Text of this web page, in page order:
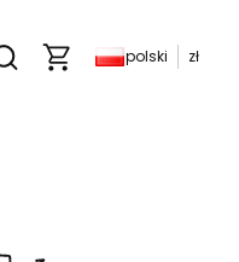
Otwórz wyszukiwarkę
Produkty w koszyku:
polski zł